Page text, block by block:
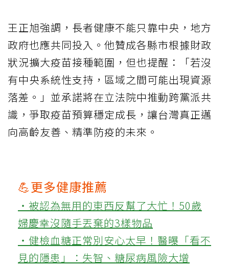
王正旭強調，長者健康不能只靠中央，地方
政府也應共同投入。他贊成各縣市根據財政
狀況擴大疫苗接種範圍，但也提醒：「若沒
有中央系統性支持，區域之間可能出現資源
落差。」並承諾將在立法院中推動跨黨派共
識，爭取疫苗預算穩定成長，讓台灣真正邁
向高齡友善、精準防疫的未來。
💪更多健康推薦
‧被認為無用的東西反幫了大忙！50歲
婦慶幸沒隨手丟棄的3樣物品
‧健檢血糖正常別安心太早！醫曝「看不
見的隱患」：失智、糖尿病風險大增